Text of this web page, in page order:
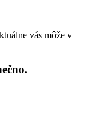
vás môže v